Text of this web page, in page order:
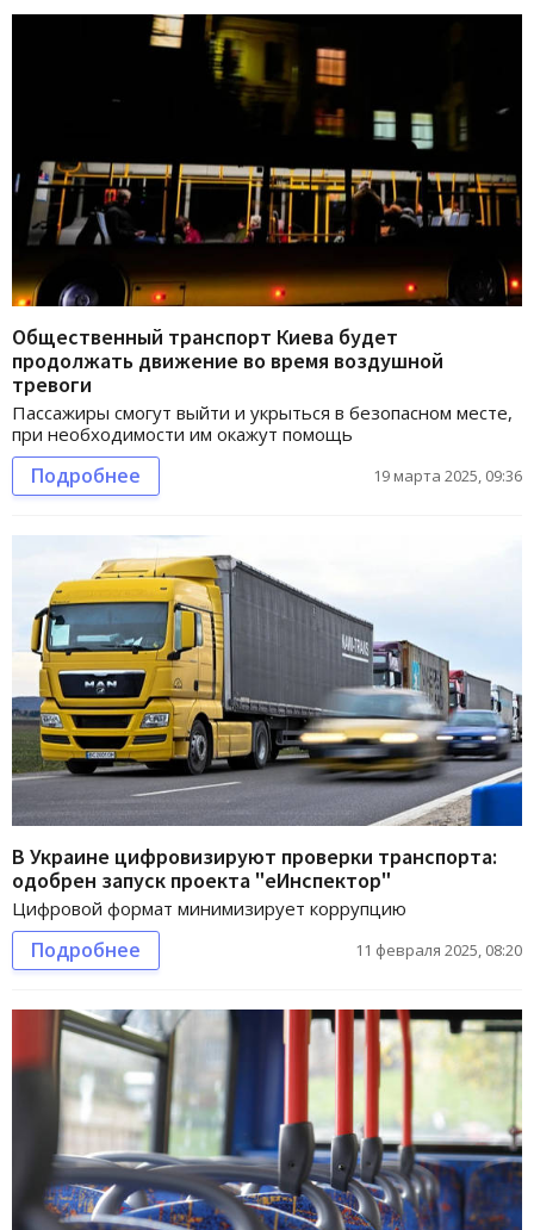
Общественный транспорт Киева будет
продолжать движение во время воздушной
тревоги
Пассажиры смогут выйти и укрыться в безопасном месте,
при необходимости им окажут помощь
Подробнее 19 марта 2025, 09:36
В Украине цифровизируют проверки транспорта:
одобрен запуск проекта "еИнспектор"
Цифровой формат минимизирует коррупцию
Подробнее 11 февраля 2025, 08:20